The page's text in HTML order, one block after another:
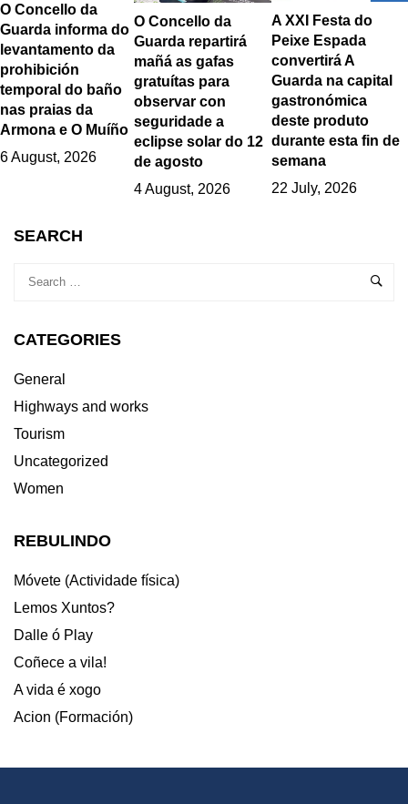
O Concello da
Guarda informa do
levantamento da
prohibición
temporal do baño
nas praias da
Armona e O Muíño
6 August, 2026
O Concello da
Guarda repartirá
mañá as gafas
gratuítas para
observar con
seguridade a
eclipse solar do 12
de agosto
4 August, 2026
A XXI Festa do
Peixe Espada
convertirá A
Guarda na capital
gastronómica
deste produto
durante esta fin de
semana
22 July, 2026
SEARCH
CATEGORIES
General
Highways and works
Tourism
Uncategorized
Women
REBULINDO
Móvete (Actividade física)
Lemos Xuntos?
Dalle ó Play
Coñece a vila!
A vida é xogo
Acion (Formación)